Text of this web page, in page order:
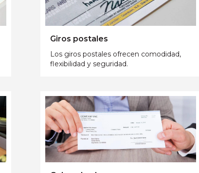
Giros postales
Los giros postales ofrecen comodidad,
flexibilidad y seguridad.